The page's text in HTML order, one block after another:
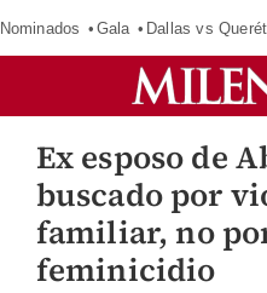
Nominados Gala Dallas vs
Ex esposo de
buscado por
familiar, no
feminicidio